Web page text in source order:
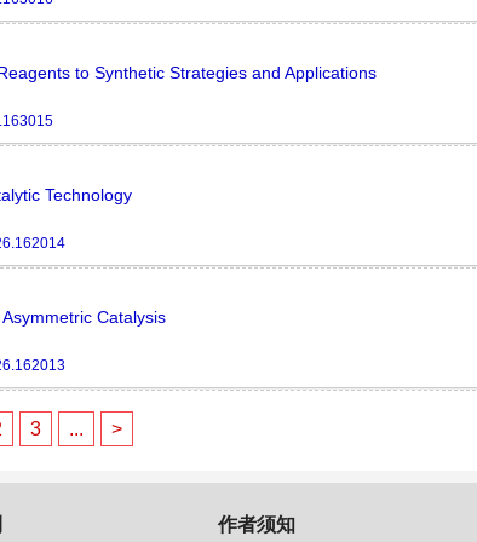
to Synthetic Strategies and Applications
Technology
Catalysis
3 ... >
作者须知